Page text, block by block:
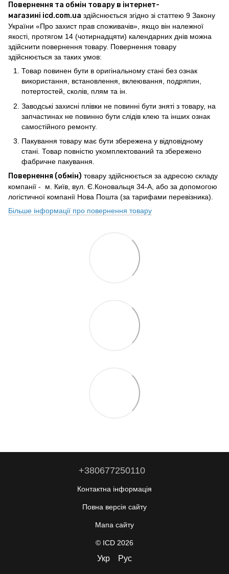
Повернення та обмін товару в інтернет-
магазині icd.com.ua здійснюється згідно зі статтею 9 Закону
України «Про захист прав споживачів», якщо він належної
якості, протягом 14 (чотирнадцяти) календарних днів можна
здійснити повернення товару. Повернення товару
здійснюється за таких умов:
Товар повинен бути в оригінальному стані без ознак
використання, встановлення, вклеювання, подряпин,
потертостей, сколів, плям та ін.
Заводські захисні плівки не повинні бути зняті з товару, на
запчастинах не повинно бути слідів клею та інших ознак
самостійного ремонту.
Пакування товару має бути збережена у відповідному
стані. Товар повністю укомплектований та збережено
фабричне пакування.
Повернення (обмін) товару здійснюється за адресою складу
компанії - м. Київ, вул. Є.Коновальця 34-А, або за допомогою
логістичної компанії Нова Пошта (за тарифами перевізника).
Більше інформації про повернення товару
+380677250110
Контактна інформація
Повна версія сайту
Мапа сайту
© ICD 2026
Укр Рус